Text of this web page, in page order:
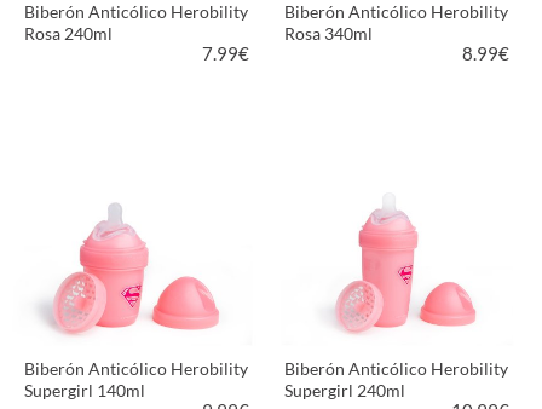
Biberón Anticólico Herobility
Rosa 240ml
7.99€
Biberón Anticólico Herobility
Rosa 340ml
8.99€
Biberón Anticólico Herobility
Supergirl 140ml
Biberón Anticólico Herobility
Supergirl 240ml